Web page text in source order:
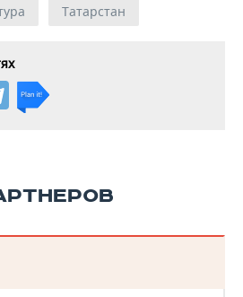
Татарстан